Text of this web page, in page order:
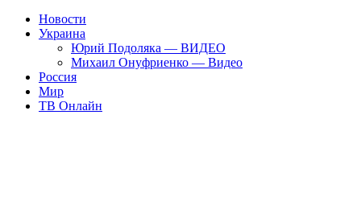
Новости
Украина
Юрий Подоляка — ВИДЕО
Михаил Онуфриенко — Видео
Россия
Мир
ТВ Онлайн